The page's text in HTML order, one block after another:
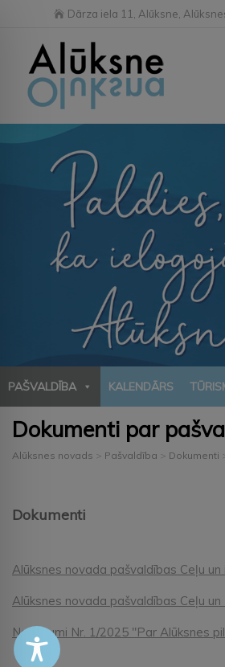
Dārza iela 11, Alūksne,
PAŠVALDĪBA KALENDĀRS
Dokumenti par
Alūksnes novads > Pašvaldība > Dokumenti
Dokumenti
Alūksnes novada pašvaldības Ceļu
Alūksnes novada pašvaldības Ceļu
Noteikumi Nr. 1/2025 "Par Alūksnes